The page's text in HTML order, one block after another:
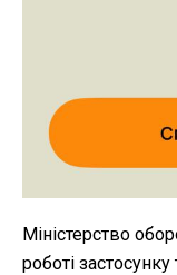
Міністерство
роботі